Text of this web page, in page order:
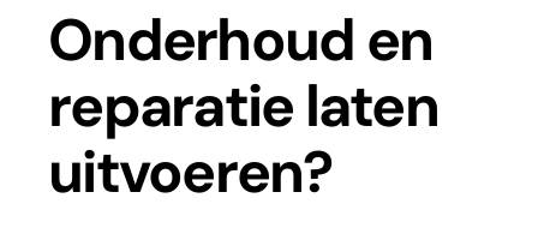
Onderhoud en
reparatie laten
uitvoeren?